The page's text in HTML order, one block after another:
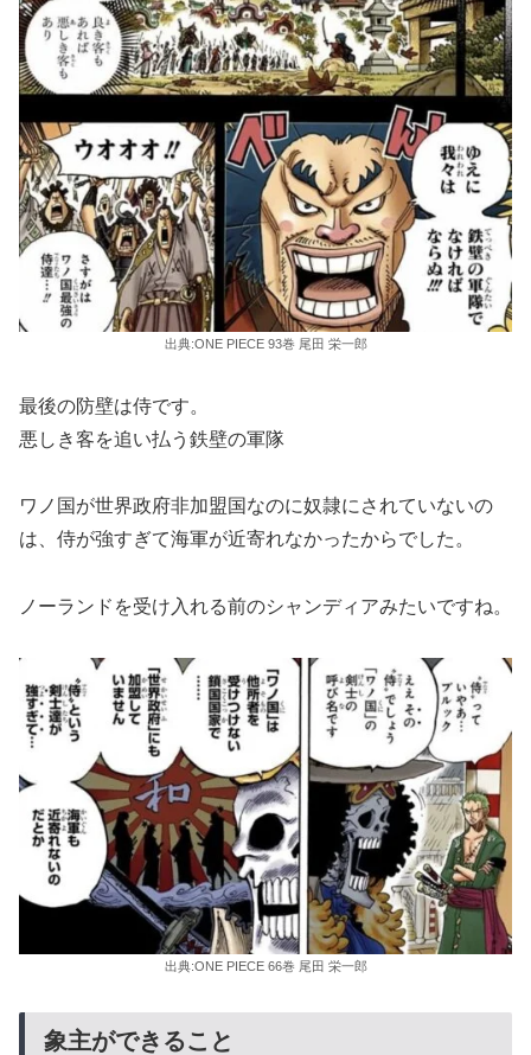
出典:ONE PIECE 93巻 尾田 栄一郎
最後の防壁は侍です。
悪しき客を追い払う鉄壁の軍隊
ワノ国が世界政府非加盟国なのに奴隷にされていないの
は、侍が強すぎて海軍が近寄れなかったからでした。
ノーランドを受け入れる前のシャンディアみたいですね。
出典:ONE PIECE 66巻 尾田 栄一郎
象主ができること